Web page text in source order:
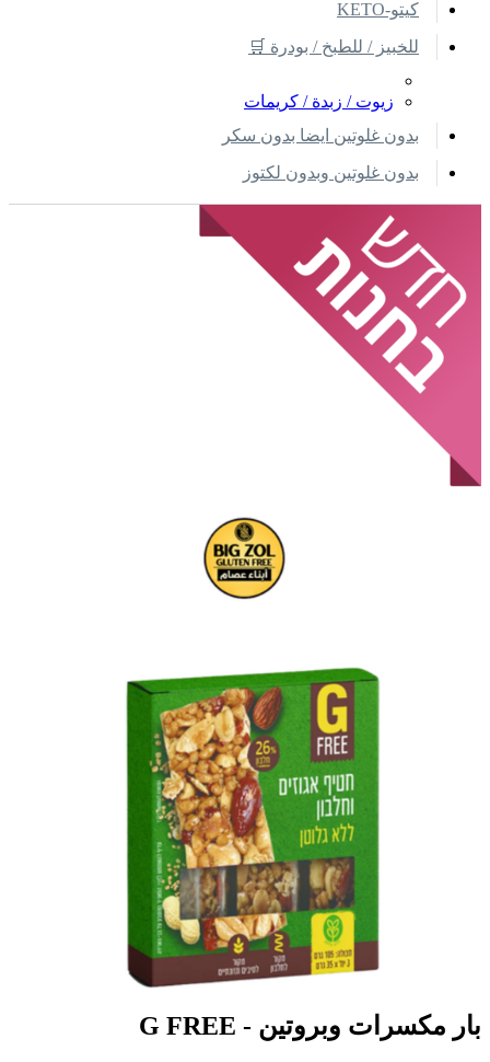
كيتو-KETO
للخبيز / للطبخ / بودرة 🛒
زيوت / زبدة / كريمات
بدون غلوتين ايضا بدون سكر
بدون غلوتين وبدون لكتوز
بار مكسرات وبروتين - G FREE